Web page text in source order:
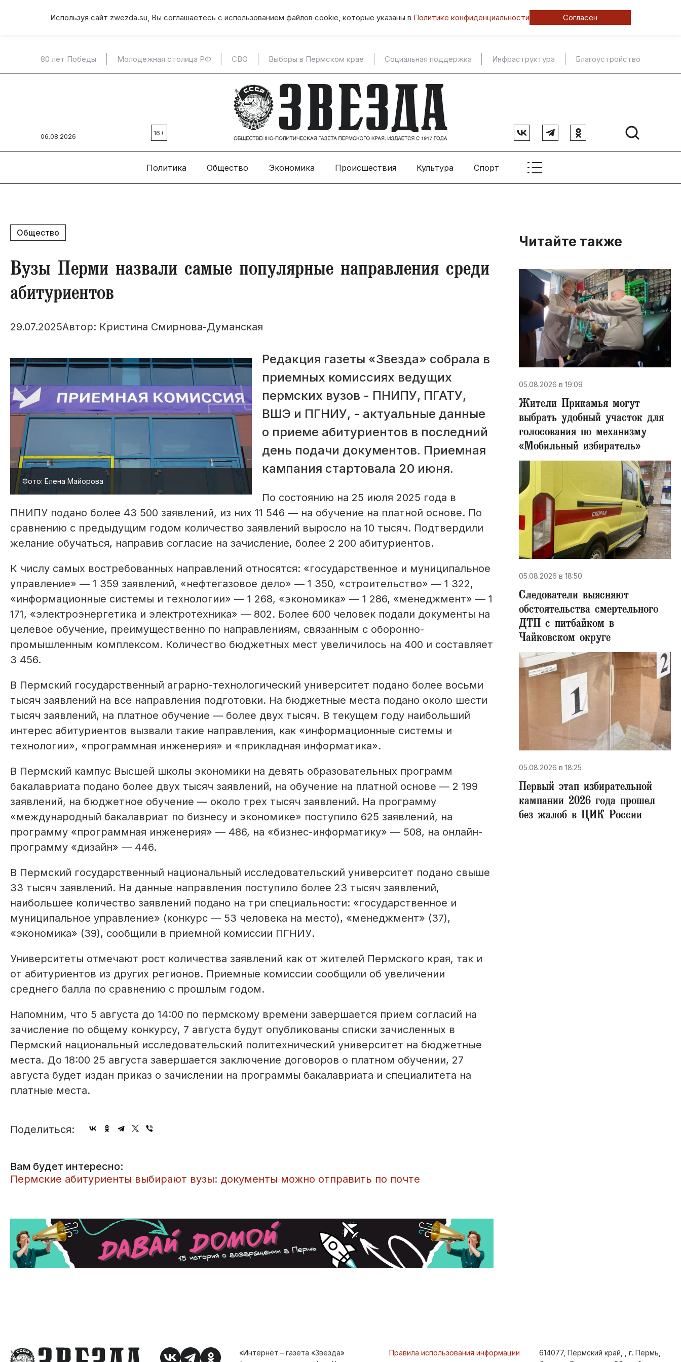
Используя сайт zwezda.su, Вы соглашаетесь с использованием файлов cookie, которые указаны в Политике конфиденциальности Согласен
80 лет Победы Молодежная столица РФ СВО Выборы в Пермском крае Социальная поддержка Инфраструктура Благоустройство
06.08.2026 16+
Политика Общество Экономика Происшествия Культура Спорт
Общество
Вузы Перми назвали самые популярные направления среди
абитуриентов
29.07.2025Автор: Кристина Смирнова-Думанская
Фото: Елена Майорова
Редакция газеты «Звезда» собрала в
приемных комиссиях ведущих
пермских вузов - ПНИПУ, ПГАТУ,
ВШЭ и ПГНИУ, - актуальные данные
о приеме абитуриентов в последний
день подачи документов. Приемная
кампания стартовала 20 июня.
По состоянию на 25 июля 2025 года в
ПНИПУ подано более 43 500 заявлений, из них 11 546 — на обучение на платной основе. По
сравнению с предыдущим годом количество заявлений выросло на 10 тысяч. Подтвердили
желание обучаться, направив согласие на зачисление, более 2 200 абитуриентов.
К числу самых востребованных направлений относятся: «государственное и муниципальное
управление» — 1 359 заявлений, «нефтегазовое дело» — 1 350, «строительство» — 1 322,
«информационные системы и технологии» — 1 268, «экономика» — 1 286, «менеджмент» — 1
171, «электроэнергетика и электротехника» — 802. Более 600 человек подали документы на
целевое обучение, преимущественно по направлениям, связанным с оборонно-
промышленным комплексом. Количество бюджетных мест увеличилось на 400 и составляет
3 456.
В Пермский государственный аграрно-технологический университет подано более восьми
тысяч заявлений на все направления подготовки. На бюджетные места подано около шести
тысяч заявлений, на платное обучение — более двух тысяч. В текущем году наибольший
интерес абитуриентов вызвали такие направления, как «информационные системы и
технологии», «программная инженерия» и «прикладная информатика».
В Пермский кампус Высшей школы экономики на девять образовательных программ
бакалавриата подано более двух тысяч заявлений, на обучение на платной основе — 2 199
заявлений, на бюджетное обучение — около трех тысяч заявлений. На программу
«международный бакалавриат по бизнесу и экономике» поступило 625 заявлений, на
программу «программная инженерия» — 486, на «бизнес-информатику» — 508, на онлайн-
программу «дизайн» — 446.
В Пермский государственный национальный исследовательский университет подано свыше
33 тысяч заявлений. На данные направления поступило более 23 тысяч заявлений,
наибольшее количество заявлений подано на три специальности: «государственное и
муниципальное управление» (конкурс — 53 человека на место), «менеджмент» (37),
«экономика» (39), сообщили в приемной комиссии ПГНИУ.
Университеты отмечают рост количества заявлений как от жителей Пермского края, так и
от абитуриентов из других регионов. Приемные комиссии сообщили об увеличении
среднего балла по сравнению с прошлым годом.
Напомним, что 5 августа до 14:00 по пермскому времени завершается прием согласий на
зачисление по общему конкурсу, 7 августа будут опубликованы списки зачисленных в
Пермский национальный исследовательский политехнический университет на бюджетные
места. До 18:00 25 августа завершается заключение договоров о платном обучении, 27
августа будет издан приказ о зачислении на программы бакалавриата и специалитета на
платные места.
Поделиться:
Вам будет интересно:
Пермские абитуриенты выбирают вузы: документы можно отправить по почте
Читайте также
05.08.2026 в 19:09
Жители Прикамья могут
выбрать удобный участок для
голосования по механизму
«Мобильный избиратель»
05.08.2026 в 18:50
Следователи выясняют
обстоятельства смертельного
ДТП с питбайком в
Чайковском округе
05.08.2026 в 18:25
Первый этап избирательной
кампании 2026 года прошел
без жалоб в ЦИК России
«Интернет – газета «Звезда»
Правила использования информации
614077, Пермский край, , г. Пермь,